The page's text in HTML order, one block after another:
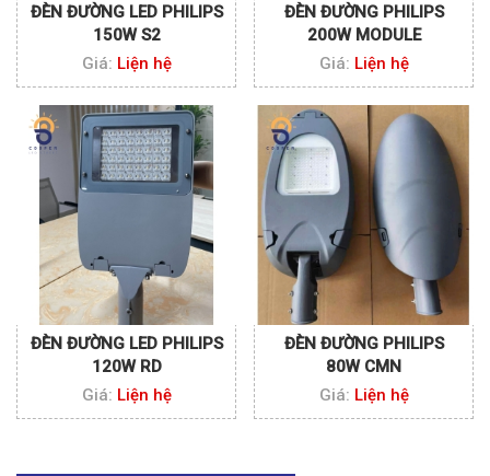
ĐÈN ĐƯỜNG LED PHILIPS
150W S2
Giá: Liện hệ
ĐÈN ĐƯỜNG PHILIPS
200W MODULE
Giá: Liện hệ
ĐÈN ĐƯỜNG LED PHILIPS
120W RD
Giá: Liện hệ
ĐÈN ĐƯỜNG PHILIPS
80W CMN
Giá: Liện hệ